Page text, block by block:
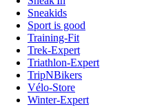
Sneakids
Sport is good
Training-Fit
Trek-Expert
Triathlon-Expert
TripNBikers
Vélo-Store
Winter-Expert